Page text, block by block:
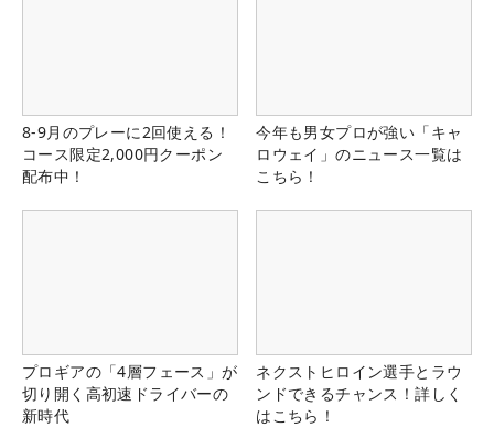
8-9月のプレーに2回使える！
コース限定2,000円クーポン
配布中！
今年も男女プロが強い「キャ
ロウェイ」のニュース一覧は
こちら！
プロギアの「4層フェース」が
切り開く高初速ドライバーの
新時代
ネクストヒロイン選手とラウ
ンドできるチャンス！詳しく
はこちら！